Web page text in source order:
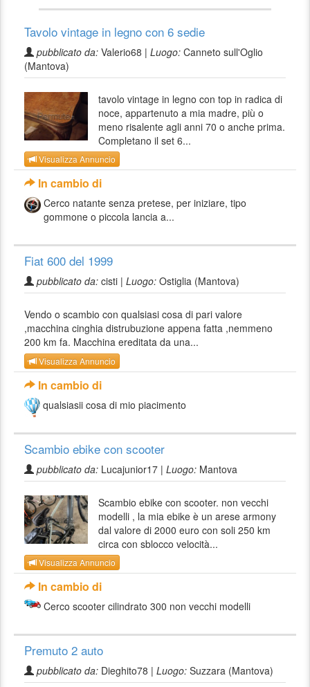
Tavolo vintage in legno con 6 sedie
pubblicato da: Valerio68 | Luogo: Canneto sull'Oglio
(Mantova)
tavolo vintage in legno con top in radica di
noce, appartenuto a mia madre, più o
meno risalente agli anni 70 o anche prima.
Completano il set 6...
Visualizza Annuncio
In cambio di
Cerco natante senza pretese, per iniziare, tipo
gommone o piccola lancia a...
Fiat 600 del 1999
pubblicato da: cisti | Luogo: Ostiglia (Mantova)
Vendo o scambio con qualsiasi cosa di pari valore
,macchina cinghia distrubuzione appena fatta ,nemmeno
200 km fa. Macchina ereditata da una...
Visualizza Annuncio
In cambio di
qualsiasii cosa di mio piacimento
Scambio ebike con scooter
pubblicato da: Lucajunior17 | Luogo: Mantova
Scambio ebike con scooter. non vecchi
modelli , la mia ebike è un arese armony
dal valore di 2000 euro con soli 250 km
circa con sblocco velocità...
Visualizza Annuncio
In cambio di
Cerco scooter cilindrato 300 non vecchi modelli
Premuto 2 auto
pubblicato da: Dieghito78 | Luogo: Suzzara (Mantova)